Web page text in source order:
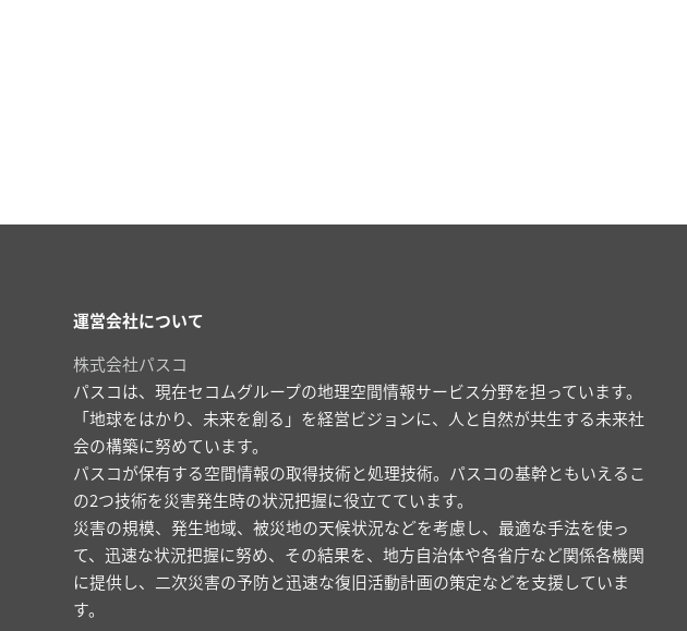
運営会社について
株式会社パスコ
パスコは、現在セコムグループの地理空間情報サービス分野を担っています。
「地球をはかり、未来を創る」を経営ビジョンに、人と自然が共生する未来社
会の構築に努めています。
パスコが保有する空間情報の取得技術と処理技術。パスコの基幹ともいえるこ
の2つ技術を災害発生時の状況把握に役立てています。
災害の規模、発生地域、被災地の天候状況などを考慮し、最適な手法を使っ
て、迅速な状況把握に努め、その結果を、地方自治体や各省庁など関係各機関
に提供し、二次災害の予防と迅速な復旧活動計画の策定などを支援していま
す。